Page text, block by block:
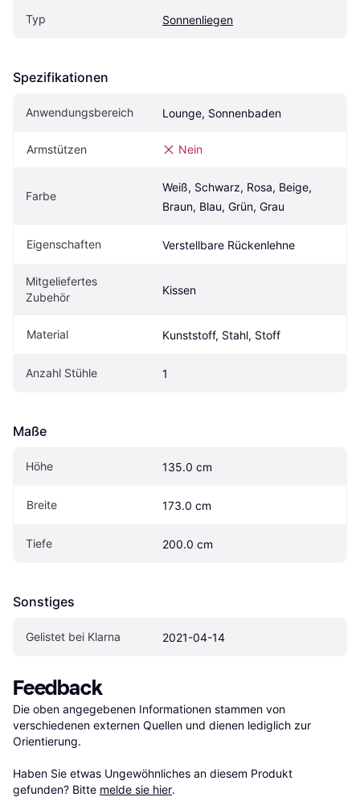
Typ Sonnenliegen
Spezifikationen
Anwendungsbereich Lounge, Sonnenbaden
Armstützen Nein
Farbe
Weiß, Schwarz, Rosa, Beige,
Braun, Blau, Grün, Grau
Eigen­schaften Verstellbare Rückenlehne
Mitgeliefertes
Zubehör
Kissen
Material Kunststoff, Stahl, Stoff
Anzahl Stühle 1
Maße
Höhe 135.0 cm
Breite 173.0 cm
Tiefe 200.0 cm
Sonstiges
Gelistet bei Klarna 2021-04-14
Feedback
Die oben angegebenen Informationen stammen von
verschiedenen externen Quellen und dienen lediglich zur
Orientierung.
Haben Sie etwas Ungewöhnliches an diesem Produkt
gefunden? Bitte melde sie hier.